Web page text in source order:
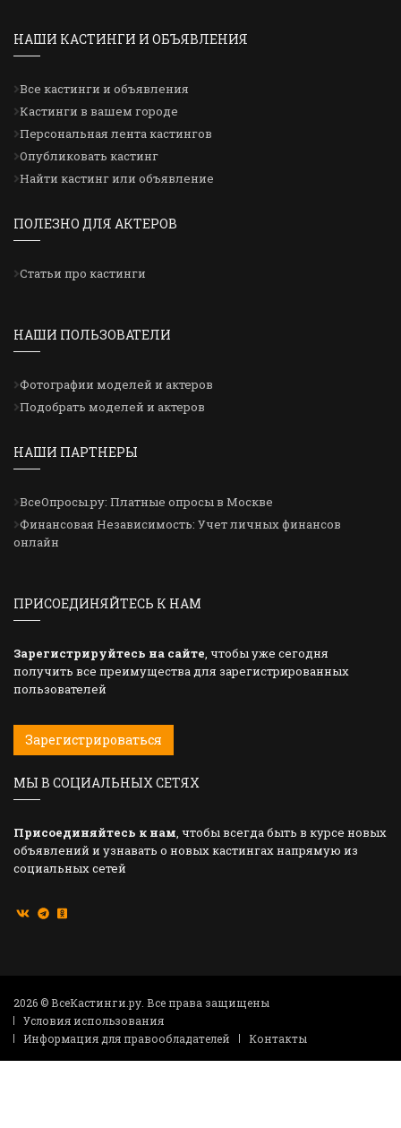
НАШИ КАСТИНГИ И ОБЪЯВЛЕНИЯ
Все кастинги и объявления
Кастинги в вашем городе
Персональная лента кастингов
Опубликовать кастинг
Найти кастинг или объявление
ПОЛЕЗНО ДЛЯ АКТЕРОВ
Статьи про кастинги
НАШИ ПОЛЬЗОВАТЕЛИ
Фотографии моделей и актеров
Подобрать моделей и актеров
НАШИ ПАРТНЕРЫ
ВсеОпросы.ру: Платные опросы в Москве
Финансовая Независимость: Учет личных финансов
онлайн
ПРИСОЕДИНЯЙТЕСЬ К НАМ
Зарегистрируйтесь на сайте, чтобы уже сегодня
получить все преимущества для зарегистрированных
пользователей
Зарегистрироваться
МЫ В СОЦИАЛЬНЫХ СЕТЯХ
Присоединяйтесь к нам, чтобы всегда быть в курсе новых
объявлений и узнавать о новых кастингах напрямую из
социальных сетей
2026 © ВсеКастинги.ру. Все права защищены
Условия использования
Информация для правообладателей
Контакты